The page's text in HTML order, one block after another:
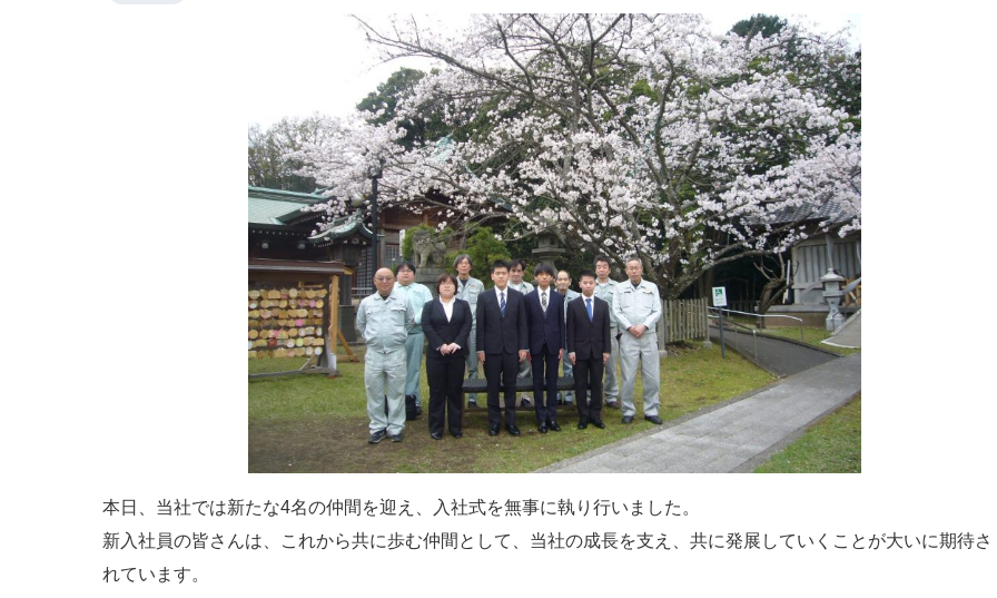
本日、当社では新たな4名の仲間を迎え、入社式を無事に執り行いました。
新入社員の皆さんは、これから共に歩む仲間として、当社の成長を支え、共に発展していくことが大いに期待さ
れています。